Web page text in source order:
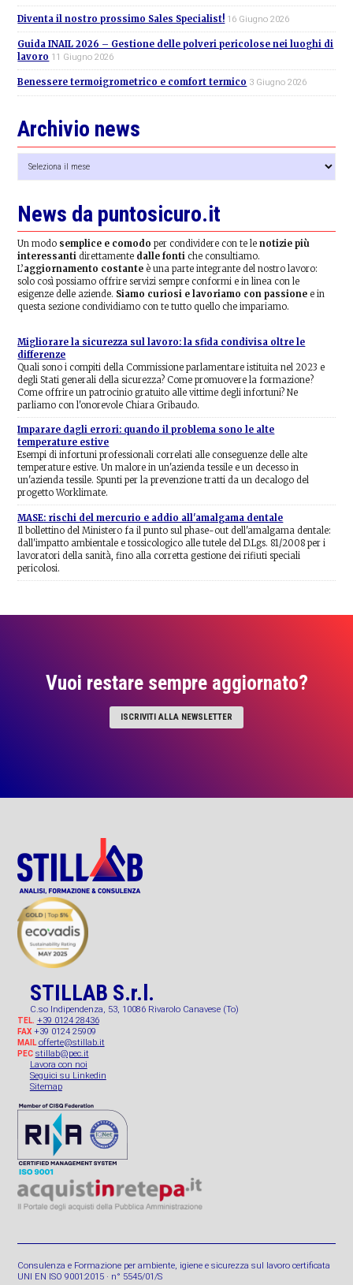
Diventa il nostro prossimo Sales Specialist! 16 Giugno 2026
Guida INAIL 2026 – Gestione delle polveri pericolose nei luoghi di
lavoro 11 Giugno 2026
Benessere termoigrometrico e comfort termico 3 Giugno 2026
Archivio news
news
News da puntosicuro.it
Un modo semplice e comodo per condividere con te lenotizie più
interessanti direttamente dalle fonti che consultiamo.
L’aggiornamento costante è una parte integrante del nostro lavoro:
solo così possiamo offrire servizi sempre conformi e in linea con le
esigenze delle aziende. Siamo curiosi e lavoriamo con passione e in
questa sezione condividiamo con te tutto quello che impariamo.
Migliorare la sicurezza sul lavoro: la sfida condivisa oltre le
differenze
Quali sono i compiti della Commissione parlamentare istituita nel 2023 e
degli Stati generali della sicurezza? Come promuovere la formazione?
Come offrire un patrocinio gratuito alle vittime degli infortuni? Ne
parliamo con l'onorevole Chiara Gribaudo.
Imparare dagli errori: quando il problema sono le alte
temperature estive
Esempi di infortuni professionali correlati alle conseguenze delle alte
temperature estive. Un malore in un'azienda tessile e un decesso in
un'azienda tessile. Spunti per la prevenzione tratti da un decalogo del
progetto Worklimate.
MASE: rischi del mercurio e addio all'amalgama dentale
Il bollettino del Ministero fa il punto sul phase-out dell'amalgama dentale:
dall'impatto ambientale e tossicologico alle tutele del D.Lgs. 81/2008 per i
lavoratori della sanità, fino alla corretta gestione dei rifiuti speciali
pericolosi.
Vuoi restare sempre aggiornato?
ISCRIVITI ALLA NEWSLETTER
STILLAB S.r.l.
C.so Indipendenza, 53, 10086 Rivarolo Canavese (To)
TEL. +39 0124 28436
FAX+39 0124 25909
MAIL offerte@stillab.it
PEC stillab@pec.it
Lavora con noi
Seguici su Linkedin
Sitemap
Consulenza e Formazione per ambiente, igiene e sicurezza sul lavoro certificata
UNI EN ISO 9001:2015 · n° 5545/01/S